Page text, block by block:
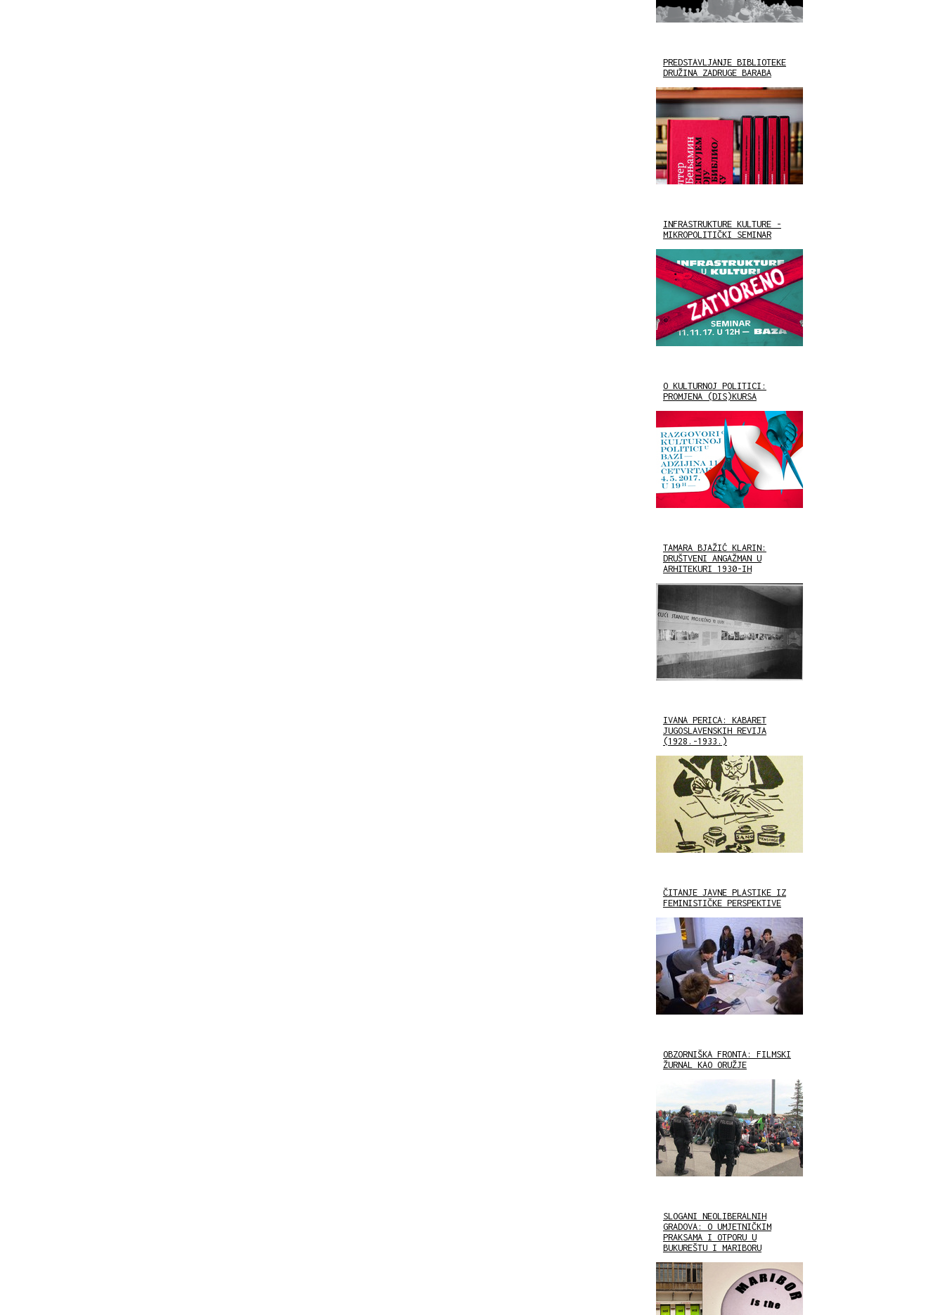
PREDSTAVLJANJE BIBLIOTEKE
DRUŽINA ZADRUGE BARABA
INFRASTRUKTURE KULTURE -
MIKROPOLITIČKI SEMINAR
O KULTURNOJ POLITICI:
PROMJENA (DIS)KURSA
TAMARA BJAŽIĆ KLARIN:
DRUŠTVENI ANGAŽMAN U
ARHITEKURI 1930-IH
IVANA PERICA: KABARET
JUGOSLAVENSKIH REVIJA
(1928.-1933.)
ČITANJE JAVNE PLASTIKE IZ
FEMINISTIČKE PERSPEKTIVE
OBZORNIŠKA FRONTA: FILMSKI
ŽURNAL KAO ORUŽJE
SLOGANI NEOLIBERALNIH
GRADOVA: O UMJETNIČKIM
PRAKSAMA I OTPORU U
BUKUREŠTU I MARIBORU